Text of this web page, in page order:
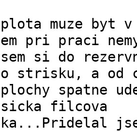
muze byt
pri praci
si do
strisku, a od
spatne
filcova